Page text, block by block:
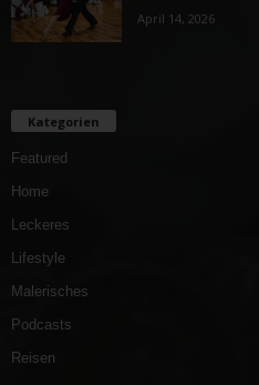
April 14, 2026
Kategorien
Featured
Home
Leckeres
Lifestyle
Malerisches
Podcasts
Reisen